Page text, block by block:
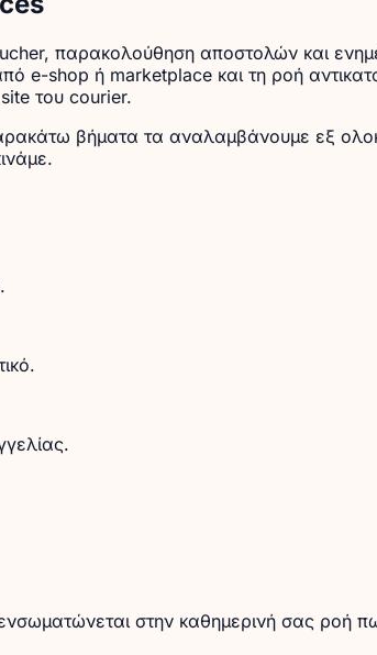
παρακολούθηση αποστολών και
e-shop ή marketplace και τη ροή
του courier.
βήματα τα αναλαμβάνουμε εξ
στην καθημερινή σας ροή